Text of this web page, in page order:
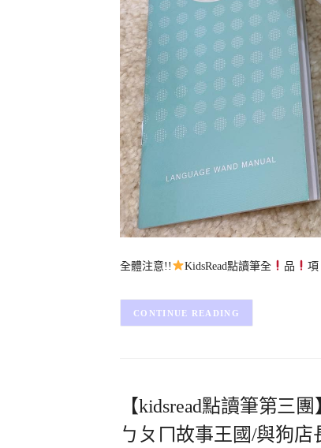
全體注意!! KidsRead點讀筆全 品 項
CONTINUE READING
【kidsread點讀筆第三
ㄅㄆㄇ故事王國/與狗店